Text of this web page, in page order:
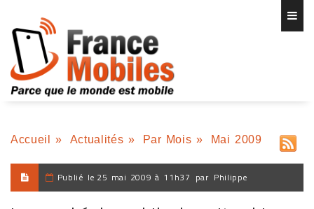
Accueil » Actualités » Par Mois » Mai 2009
Publié le 25 mai 2009 à 11h37 par Philippe